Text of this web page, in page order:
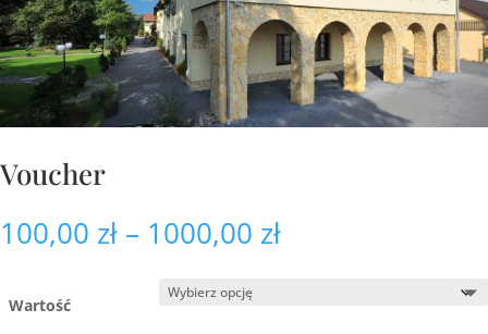
Voucher
100,00 zł – 1000,00 złZakres
Wartość